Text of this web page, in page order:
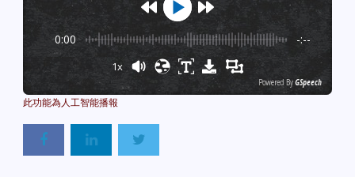
0:00 -:--
1x
Powered By GSpeech